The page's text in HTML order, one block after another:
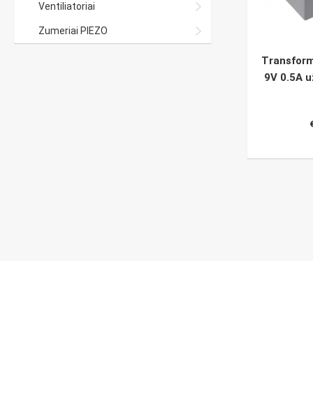
Ventiliatoriai
Zumeriai PIEZO
9V 0.5A